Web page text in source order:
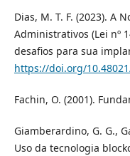
Dias, M. T. F. (2023). A
Administrativos (Lei nº
desafios para sua
https://doi.org/
Fachin, O. (2001).
Giamberardino, G. G.,
Uso da tecnologia